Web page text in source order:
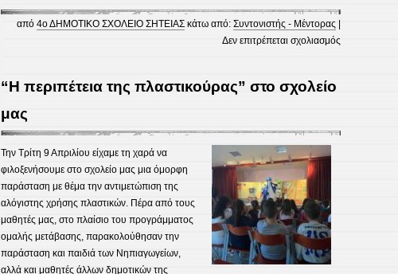
από 4ο ΔΗΜΟΤΙΚΟ ΣΧΟΛΕΙΟ ΣΗΤΕΙΑΣκάτω από: Συντονιστής - Μέντορας |
Δεν επιτρέπεται σχολιασμόςστο
“Η περιπέτεια της πλαστικούρας” στο σχολείο
μας
Την Τρίτη 9 Απριλίου είχαμε τη χαρά να
φιλοξενήσουμε στο σχολείο μας μια όμορφη
παράσταση με θέμα την αντιμετώπιση της
αλόγιστης χρήσης πλαστικών. Πέρα από τους
μαθητές μας, στο πλαίσιο του προγράμματος
ομαλής μετάβασης, παρακολούθησαν την
παράσταση και παιδιά των Νηπιαγωγείων,
αλλά και μαθητές άλλων δημοτικών της